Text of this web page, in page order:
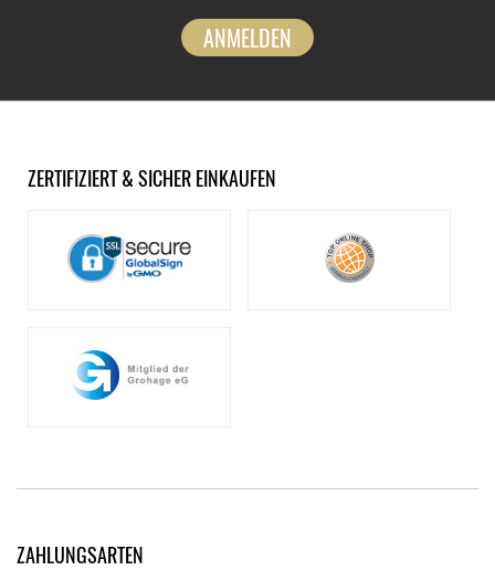
ANMELDEN
ZERTIFIZIERT & SICHER EINKAUFEN
ZAHLUNGSARTEN